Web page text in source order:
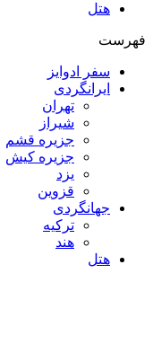
هتل
فهرست
سفر ادوایز
ایرانگردی
تهران
شیراز
جزیره قشم
جزیره کیش
یزد
قزوین
جهانگردی
ترکیه
هند
هتل